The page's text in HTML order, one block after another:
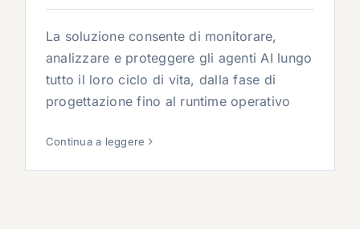
La soluzione consente di monitorare,
analizzare e proteggere gli agenti AI lungo
tutto il loro ciclo di vita, dalla fase di
progettazione fino al runtime operativo
Continua a leggere